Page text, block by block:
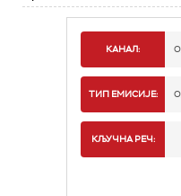
КАНАЛ:
ТИП ЕМИСИЈЕ:
КЉУЧНА РЕЧ: